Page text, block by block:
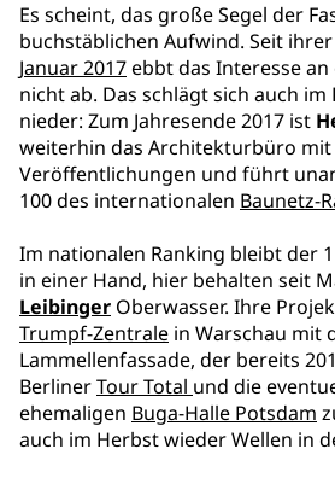
Es scheint, das große Segel der
buchstäblichen Aufwind. Seit ihrer
Januar 2017ebbt das Interesse an
nicht ab. Das schlägt sich auch im
nieder: Zum Jahresende 2017 ist
weiterhin das Architekturbüro mit
Veröffentlichungen und führt
100 des internationalen Baunetz-
Im nationalen Ranking bleibt der
in einer Hand, hier behalten seit
Leibinger Oberwasser. Ihre
Trumpf-Zentrale in Warschau mit
Lammellenfassade, der bereits
BerlinerTour Total und die
ehemaligen Buga-Halle Potsdam
auch im Herbst wieder Wellen in